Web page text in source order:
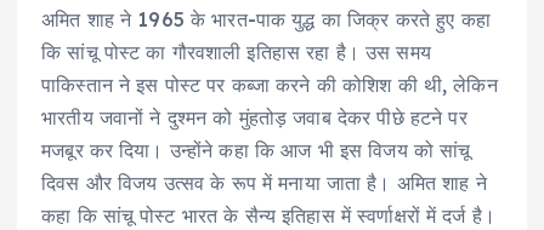
अमित शाह ने 1965 के भारत-पाक युद्ध का जिक्र करते हुए कहा
कि सांचू पोस्ट का गौरवशाली इतिहास रहा है। उस समय
पाकिस्तान ने इस पोस्ट पर कब्जा करने की कोशिश की थी, लेकिन
भारतीय जवानों ने दुश्मन को मुंहतोड़ जवाब देकर पीछे हटने पर
मजबूर कर दिया। उन्होंने कहा कि आज भी इस विजय को सांचू
दिवस और विजय उत्सव के रूप में मनाया जाता है। अमित शाह ने
कहा कि सांचू पोस्ट भारत के सैन्य इतिहास में स्वर्णाक्षरों में दर्ज है।